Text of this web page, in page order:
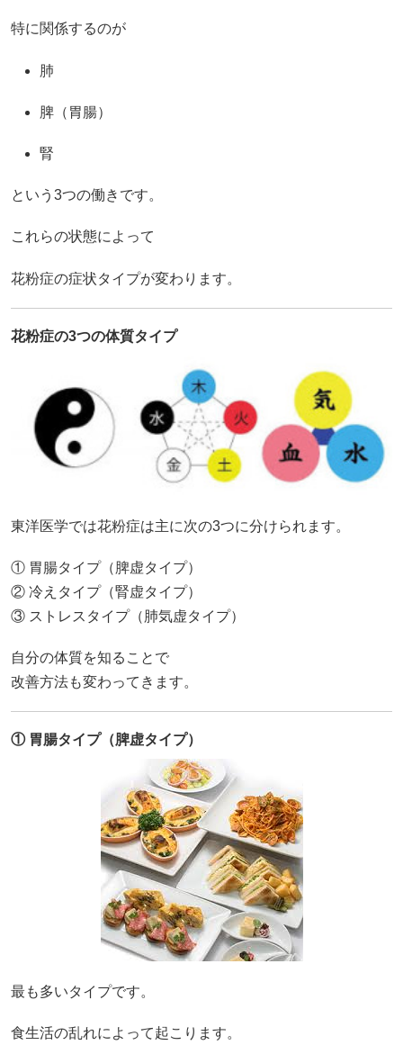
特に関係するのが
肺
脾（胃腸）
腎
という3つの働きです。
これらの状態によって
花粉症の症状タイプが変わります。
花粉症の3つの体質タイプ
東洋医学では花粉症は主に次の3つに分けられます。
① 胃腸タイプ（脾虚タイプ）
② 冷えタイプ（腎虚タイプ）
③ ストレスタイプ（肺気虚タイプ）
自分の体質を知ることで
改善方法も変わってきます。
① 胃腸タイプ（脾虚タイプ）
最も多いタイプです。
食生活の乱れによって起こります。